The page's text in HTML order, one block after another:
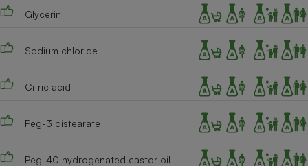
Glycerin
Sodium chloride
Citric acid
Peg-3 distearate
Peg-40 hydrogenated castor oil